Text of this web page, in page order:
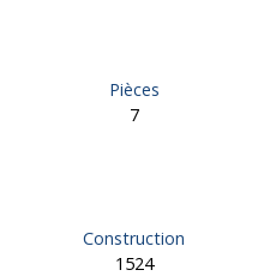
Pièces
7
Construction
1524